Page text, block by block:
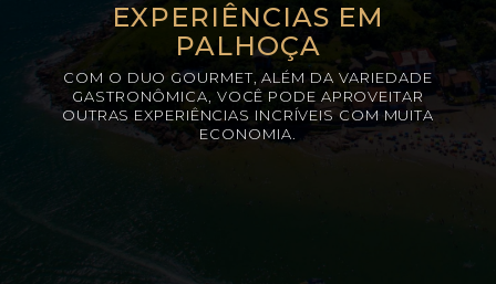
EXPERIÊNCIAS EM
PALHOÇA
COM O DUO GOURMET, ALÉM DA VARIEDADE
GASTRONÔMICA, VOCÊ PODE APROVEITAR
OUTRAS EXPERIÊNCIAS INCRÍVEIS COM MUITA
ECONOMIA.